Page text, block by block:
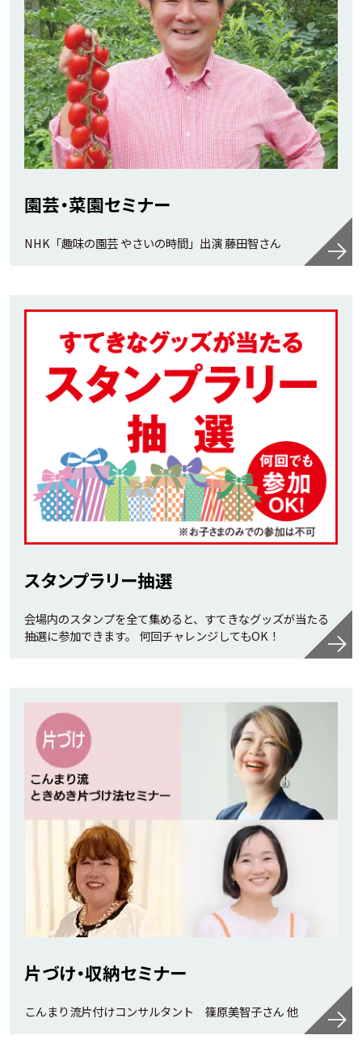
園芸・菜園セミナー
NHK「趣味の園芸 やさいの時間」出演 藤田智さん
スタンプラリー抽選
会場内のスタンプを全て集めると、すてきなグッズが当たる
抽選に参加できます。 何回チャレンジしてもOK！
片づけ・収納セミナー
こんまり流片付けコンサルタント 篠原美智子さん 他